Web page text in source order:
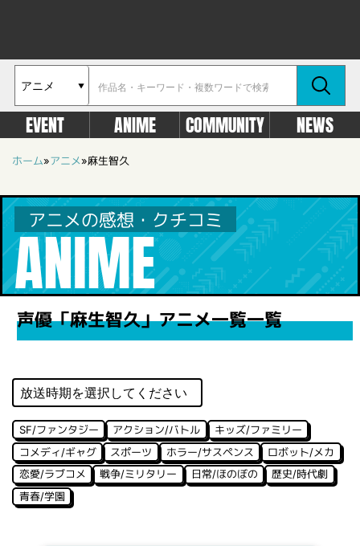
EVENT ANIME COMMUNITY NEWS
ホーム»アニメ»麻生智久
アニメの感想・クチコミ
ANIME
声優「麻生智久」アニメ一覧一覧
SF/ファンタジー アクション/バトル
キッズ/ファミリー
コメディ/ギャグ
スポーツ ホラー/サスペンス
ロボット/メカ
恋愛/ラブコメ
戦争/ミリタリー 日常/ほのぼの
歴史/時代劇
青春/学園